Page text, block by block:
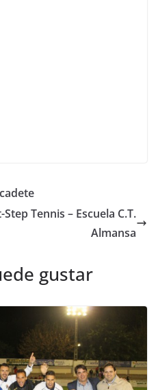
Tennis – Escuela C.T.
Almansa
gustar